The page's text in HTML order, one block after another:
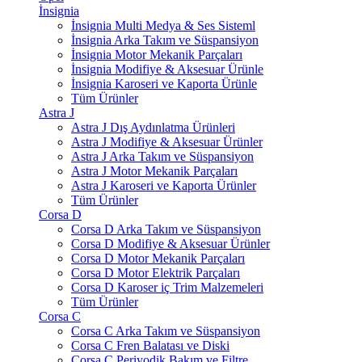
İnsignia
İnsignia Multi Medya & Ses Sisteml
İnsignia Arka Takım ve Süspansiyon
İnsignia Motor Mekanik Parçaları
İnsignia Modifiye & Aksesuar Ürünle
İnsignia Karoseri ve Kaporta Ürünle
Tüm Ürünler
Astra J
Astra J Dış Aydınlatma Ürünleri
Astra J Modifiye & Aksesuar Ürünler
Astra J Arka Takım ve Süspansiyon
Astra J Motor Mekanik Parçaları
Astra J Karoseri ve Kaporta Ürünler
Tüm Ürünler
Corsa D
Corsa D Arka Takım ve Süspansiyon
Corsa D Modifiye & Aksesuar Ürünler
Corsa D Motor Mekanik Parçaları
Corsa D Motor Elektrik Parçaları
Corsa D Karoser iç Trim Malzemeleri
Tüm Ürünler
Corsa C
Corsa C Arka Takım ve Süspansiyon
Corsa C Fren Balatası ve Diski